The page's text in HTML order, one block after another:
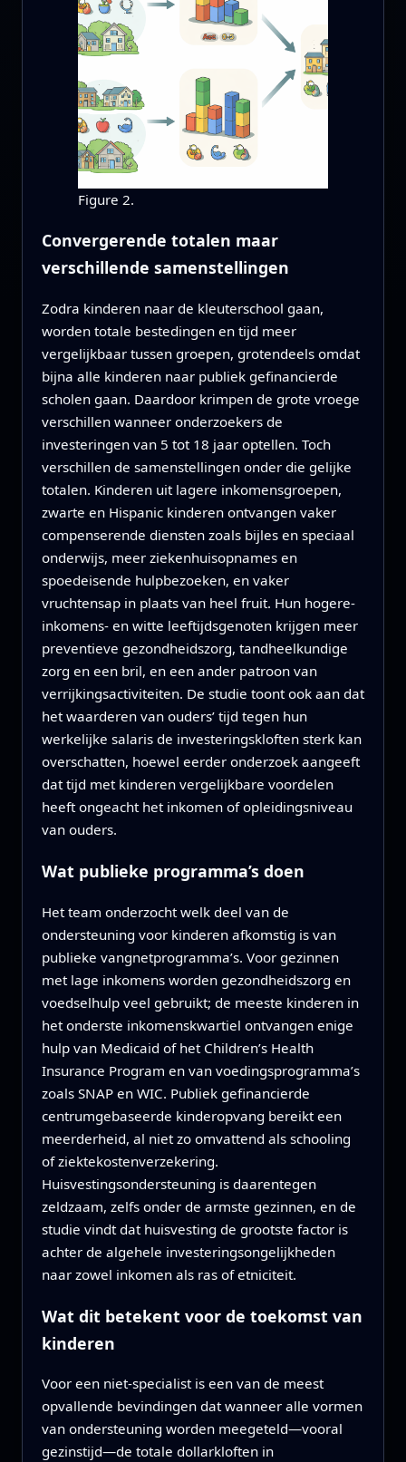
Figure 2.
Convergerende totalen maar
verschillende samenstellingen
Zodra kinderen naar de kleuterschool gaan,
worden totale bestedingen en tijd meer
vergelijkbaar tussen groepen, grotendeels omdat
bijna alle kinderen naar publiek gefinancierde
scholen gaan. Daardoor krimpen de grote vroege
verschillen wanneer onderzoekers de
investeringen van 5 tot 18 jaar optellen. Toch
verschillen de samenstellingen onder die gelijke
totalen. Kinderen uit lagere inkomensgroepen,
zwarte en Hispanic kinderen ontvangen vaker
compenserende diensten zoals bijles en speciaal
onderwijs, meer ziekenhuisopnames en
spoedeisende hulpbezoeken, en vaker
vruchtensap in plaats van heel fruit. Hun hogere-
inkomens- en witte leeftijdsgenoten krijgen meer
preventieve gezondheidszorg, tandheelkundige
zorg en een bril, en een ander patroon van
verrijkingsactiviteiten. De studie toont ook aan dat
het waarderen van ouders’ tijd tegen hun
werkelijke salaris de investeringskloften sterk kan
overschatten, hoewel eerder onderzoek aangeeft
dat tijd met kinderen vergelijkbare voordelen
heeft ongeacht het inkomen of opleidingsniveau
van ouders.
Wat publieke programma’s doen
Het team onderzocht welk deel van de
ondersteuning voor kinderen afkomstig is van
publieke vangnetprogramma’s. Voor gezinnen
met lage inkomens worden gezondheidszorg en
voedselhulp veel gebruikt; de meeste kinderen in
het onderste inkomenskwartiel ontvangen enige
hulp van Medicaid of het Children’s Health
Insurance Program en van voedingsprogramma’s
zoals SNAP en WIC. Publiek gefinancierde
centrumgebaseerde kinderopvang bereikt een
meerderheid, al niet zo omvattend als schooling
of ziektekostenverzekering.
Huisvestingsondersteuning is daarentegen
zeldzaam, zelfs onder de armste gezinnen, en de
studie vindt dat huisvesting de grootste factor is
achter de algehele investeringsongelijkheden
naar zowel inkomen als ras of etniciteit.
Wat dit betekent voor de toekomst van
kinderen
Voor een niet-specialist is een van de meest
opvallende bevindingen dat wanneer alle vormen
van ondersteuning worden meegeteld—vooral
gezinstijd—de totale dollarkloften in